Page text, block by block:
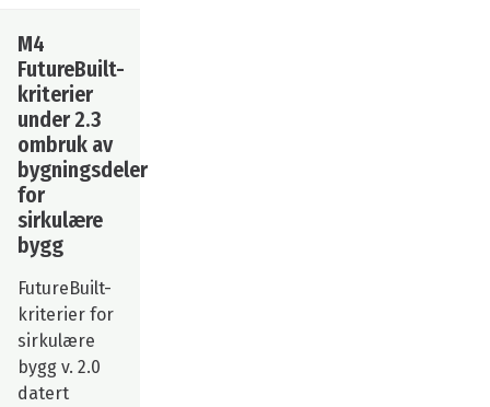
M4
FutureBuilt-
kriterier
under 2.3
ombruk av
bygningsdeler
for
sirkulære
bygg
FutureBuilt-
kriterier for
sirkulære
bygg v. 2.0
datert